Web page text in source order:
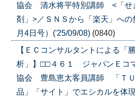
協会 清水将平特別講師 <「せ
剤」>／ＳＮＳから「楽天」へ
月4日号）('25/09/08) (0840)
【ＥＣコンサルタントによる「
析」】□□４６１ ジャパンＥコ
協会 豊島恵太客員講師 「ＴＵ
品」「サイト」でエシカルを体